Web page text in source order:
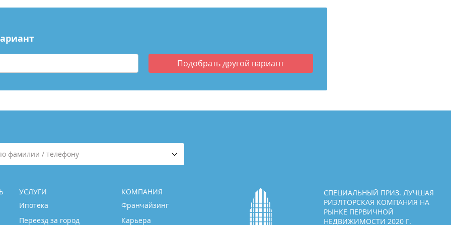
Подобратьдругой вариант
фамилии / телефону
УСЛУГИ
Ипотека
Переезд за город
КОМПАНИЯ
Франчайзинг
Карьера
СПЕЦИАЛЬНЫЙ ПРИЗ. ЛУЧШАЯ
РИЭЛТОРСКАЯ КОМПАНИЯ НА
РЫНКЕ ПЕРВИЧНОЙ
НЕДВИЖИМОСТИ 2020 Г.